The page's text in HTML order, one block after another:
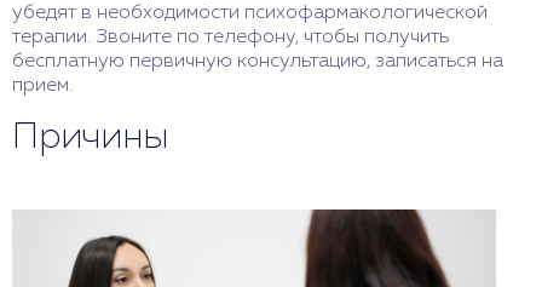
убедят в необходимости психофармакологической
терапии. Звоните по телефону, чтобы получить
бесплатную первичную консультацию, записаться на
прием.
Причины